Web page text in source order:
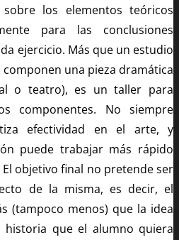
los elementos teóricos
para las conclusiones
ejercicio. Más que un estudio
una pieza dramática
o teatro), es un taller para
componentes. No siempre
efectividad en el arte, y
puede trabajar más rápido
objetivo final no pretende ser
de la misma, es decir, el
(tampoco menos) que la idea
historia que el alumno quiera